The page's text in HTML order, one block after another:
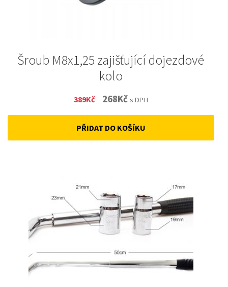
Šroub M8x1,25 zajišťující dojezdové
kolo
389Kč
Original
price
was:
268KčCurrent
price
is:
s DPH
PŘIDAT DO KOŠÍKU